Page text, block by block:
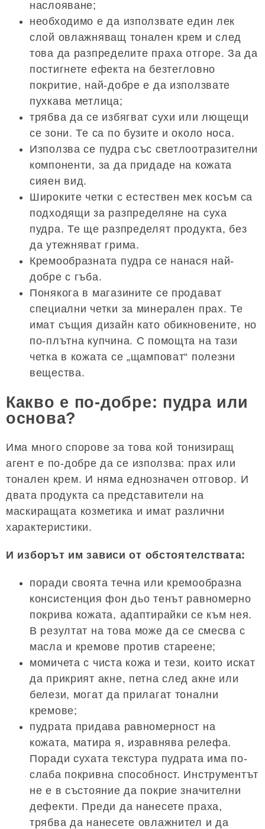
наслояване;
необходимо е да използвате един лек
слой овлажняващ тонален крем и след
това да разпределите праха отгоре. За да
постигнете ефекта на безтегловно
покритие, най-добре е да използвате
пухкава метлица;
трябва да се избягват сухи или лющещи
се зони. Те са по бузите и около носа.
Използва се пудра със светлоотразителни
компоненти, за да придаде на кожата
сияен вид.
Широките четки с естествен мек косъм са
подходящи за разпределяне на суха
пудра. Те ще разпределят продукта, без
да утежняват грима.
Кремообразната пудра се нанася най-
добре с гъба.
Понякога в магазините се продават
специални четки за минерален прах. Те
имат същия дизайн като обикновените, но
по-плътна купчина. С помощта на тази
четка в кожата се „щамповат“ полезни
вещества.
Какво е по-добре: пудра или
основа?
Има много спорове за това кой тонизиращ
агент е по-добре да се използва: прах или
тонален крем. И няма еднозначен отговор. И
двата продукта са представители на
маскиращата козметика и имат различни
характеристики.
И изборът им зависи от обстоятелствата:
поради своята течна или кремообразна
консистенция фон дьо тенът равномерно
покрива кожата, адаптирайки се към нея.
В резултат на това може да се смесва с
масла и кремове против стареене;
момичета с чиста кожа и тези, които искат
да прикрият акне, петна след акне или
белези, могат да прилагат тонални
кремове;
пудрата придава равномерност на
кожата, матира я, изравнява релефа.
Поради сухата текстура пудрата има по-
слаба покривна способност. Инструментът
не е в състояние да покрие значителни
дефекти. Преди да нанесете праха,
трябва да нанесете овлажнител и да